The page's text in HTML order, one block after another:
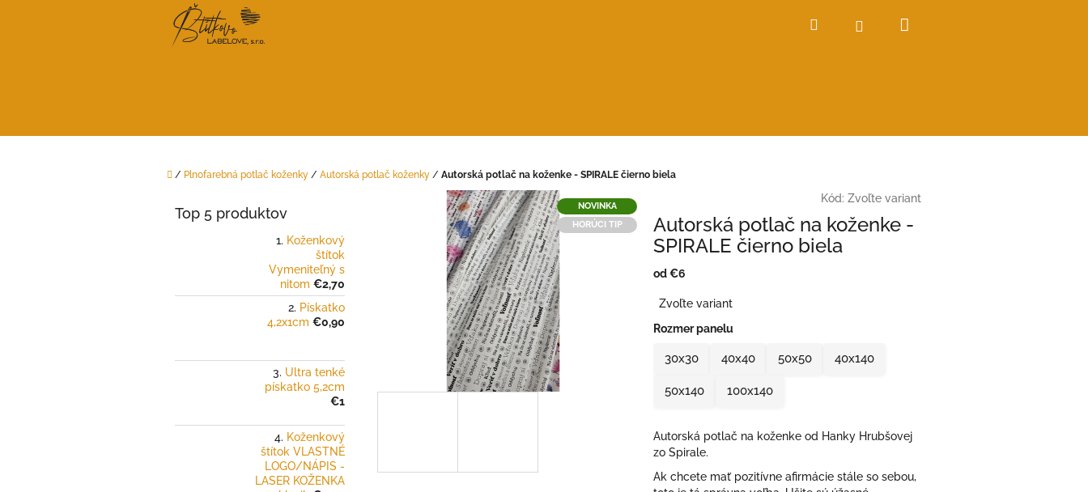
Hľadať Prihlásenie
Domov
/ Plnofarebná potlač koženky / Autorská potlač koženky / Autorská potlač na koženke - SPIRALE čierno biela
Top 5 produktov
Koženkový
štítok
Vymeniteľný s
nitom €2,70
Pískatko
4,2x1cm €0,90
Ultra tenké
pískatko 5,2cm
€1
Koženkový
štítok VLASTNÉ
LOGO/NÁPIS -
LASER KOŽENKA
NOVINKA
HORÚCI TIP
Kód: Zvoľte variant
Autorská potlač na koženke -
SPIRALE čierno biela
od€6
cena:
Zvoľte variant
Rozmer panelu
30x30 40x40 50x50 40x140
50x140 100x140
Autorská potlač na koženke od Hanky Hrubšovej
zo Spirale.
Ak chcete mať pozitívne afirmácie stále so sebou,